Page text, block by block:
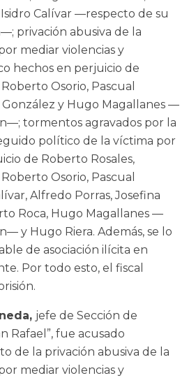
Calívar —respecto de su
privación abusiva de la
mediar violencias y
hechos en perjuicio de
Osorio, Pascual
González y Hugo Magallanes —
tormentos agravados por la
político de la víctima por
de Roberto Rosales,
Osorio, Pascual
Alfredo Porras, Josefina
Roca, Hugo Magallanes —
y Hugo Riera. Además, se lo
de asociación ilícita en
Por todo esto, el fiscal
jefe de Sección de
Rafael”, fue acusado
de la privación abusiva de la
mediar violencias y